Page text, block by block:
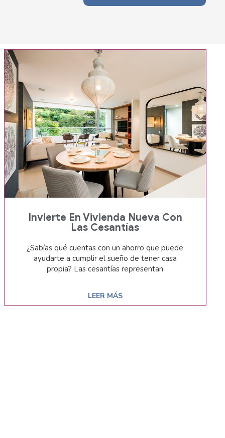
Invierte En Vivienda Nueva Con
Las Cesantías
¿Sabías qué cuentas con un ahorro que puede
ayudarte a cumplir el sueño de tener casa
propia? Las cesantías representan
LEER MÁS